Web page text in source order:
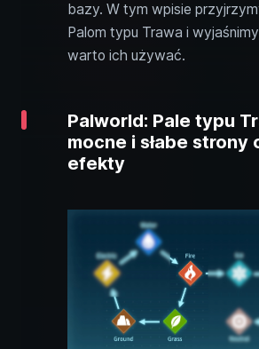
bazy. W tym wpisie
Palom typu Trawa i
warto ich używać.
Palworld: Pale typu
mocne i słabe strony
efekty